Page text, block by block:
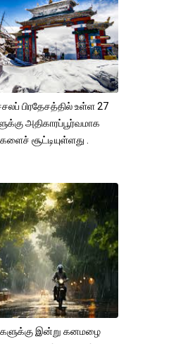
பிரதேசத்தில் உள்ள 27
அதிகாரப்பூர்வமாக
சூட்டியுள்ளது .
இன்று கனமழை